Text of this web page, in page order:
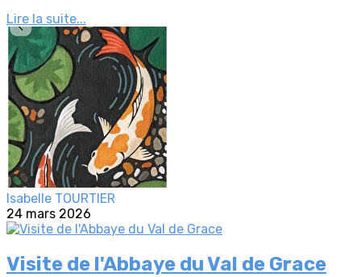
Lire la suite...
Isabelle TOURTIER
24 mars 2026
Visite de l'Abbaye du Val de Grace